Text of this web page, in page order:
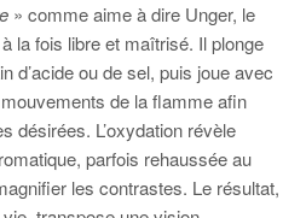
» comme aime à dire Unger, le
la fois libre et maîtrisé. Il plonge
d’acide ou de sel, puis joue avec
de la flamme afin
désirées. L’oxydation révèle
parfois rehaussée au
les contrastes. Le résultat,